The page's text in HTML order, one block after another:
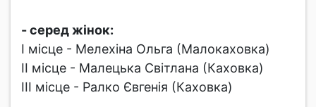
- серед жінок:
І місце - Мелехіна Ольга (Малокаховка)
ІІ місце - Малецька Світлана (Каховка)
ІІІ місце - Ралко Євгенія (Каховка)